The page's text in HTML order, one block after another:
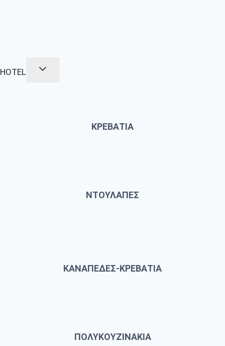
HOTEL
ΚΡΕΒΑΤΙΑ
ΝΤΟΥΛΑΠΕΣ
ΚΑΝΑΠΕΔΕΣ-ΚΡΕΒΑΤΙΑ
ΠΟΛΥΚΟΥΖΙΝΑΚΙΑ